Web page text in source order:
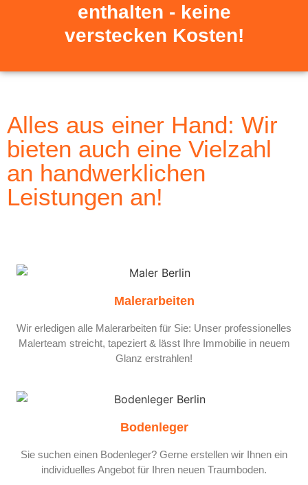
enthalten - keine
verstecken Kosten!
Alles aus einer Hand: Wir
bieten auch eine Vielzahl
an handwerklichen
Leistungen an!
Malerarbeiten
Wir erledigen alle Malerarbeiten für Sie: Unser professionelles
Malerteam streicht, tapeziert & lässt Ihre Immobilie in neuem
Glanz erstrahlen!
Bodenleger
Sie suchen einen Bodenleger? Gerne erstellen wir Ihnen ein
individuelles Angebot für Ihren neuen Traumboden.